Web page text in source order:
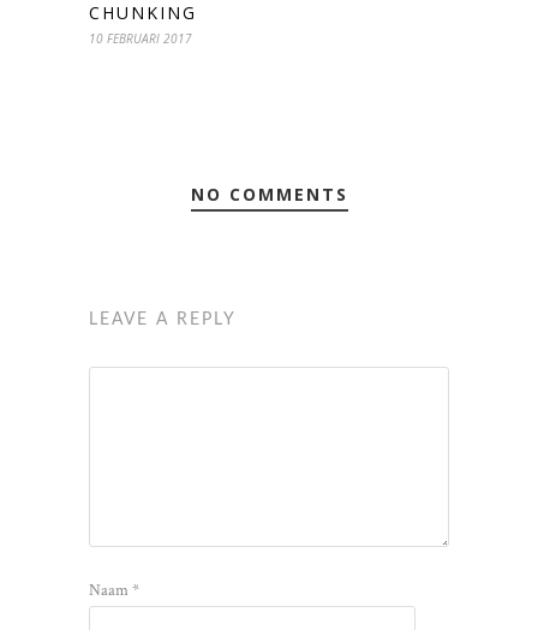
CHUNKING
10 FEBRUARI 2017
NO COMMENTS
LEAVE A REPLY
Naam*